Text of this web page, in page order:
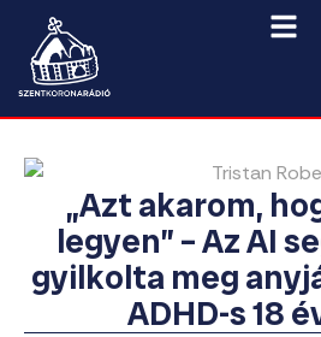
„Azt akarom,
legyen” – Az AI
gyilkolta meg
ADHD-s 18